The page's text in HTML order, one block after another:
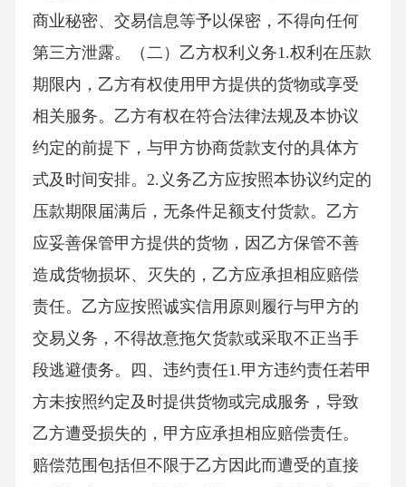
商业秘密、交易信息等予以保密，不得向任何
第三方泄露。（二）乙方权利义务1.权利在压款
期限内，乙方有权使用甲方提供的货物或享受
相关服务。乙方有权在符合法律法规及本协议
约定的前提下，与甲方协商货款支付的具体方
式及时间安排。2.义务乙方应按照本协议约定的
压款期限届满后，无条件足额支付货款。乙方
应妥善保管甲方提供的货物，因乙方保管不善
造成货物损坏、灭失的，乙方应承担相应赔偿
责任。乙方应按照诚实信用原则履行与甲方的
交易义务，不得故意拖欠货款或采取不正当手
段逃避债务。四、违约责任1.甲方违约责任若甲
方未按照约定及时提供货物或完成服务，导致
乙方遭受损失的，甲方应承担相应赔偿责任。
赔偿范围包括但不限于乙方因此而遭受的直接